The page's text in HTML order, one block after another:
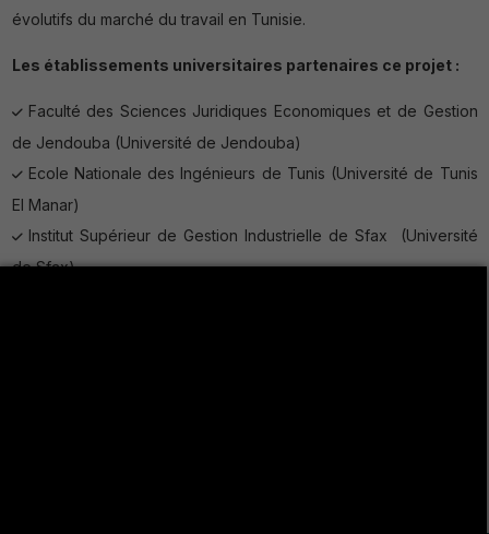
évolutifs du marché du travail en Tunisie.
Les établissements universitaires partenaires ce projet :
Faculté des Sciences Juridiques Economiques et de Gestion
de Jendouba (Université de Jendouba)
Ecole Nationale des Ingénieurs de Tunis (Université de Tunis
El Manar)
Institut Supérieur de Gestion Industrielle de Sfax (Université
de Sfax)